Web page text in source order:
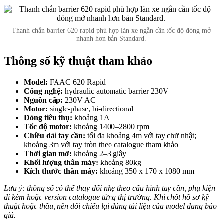
Thanh chắn barrier 620 rapid phù hợp làn xe ngắn cần tốc độ đóng mở
nhanh hơn bản Standard.
Thông số kỹ thuật tham khảo
Model: FAAC 620 Rapid
Công nghệ: hydraulic automatic barrier 230V
Nguồn cấp: 230V AC
Motor: single-phase, bi-directional
Dòng tiêu thụ: khoảng 1A
Tốc độ motor: khoảng 1400–2800 rpm
Chiều dài tay cần: tối đa khoảng 4m với tay chữ nhật;
khoảng 3m với tay tròn theo catalogue tham khảo
Thời gian mở: khoảng 2–3 giây
Khối lượng thân máy: khoảng 80kg
Kích thước thân máy: khoảng 350 x 170 x 1080 mm
Lưu ý: thông số có thể thay đổi nhẹ theo cấu hình tay cần, phụ kiện
đi kèm hoặc version catalogue từng thị trường. Khi chốt hồ sơ kỹ
thuật hoặc thầu, nên đối chiếu lại đúng tài liệu của model đang báo
giá.